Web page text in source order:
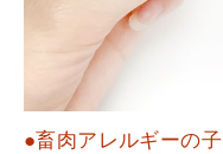
●畜肉アレルギーの